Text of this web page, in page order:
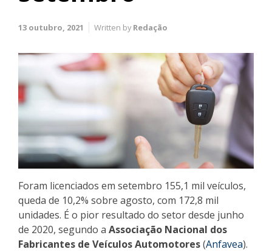
13 outubro, 2021 Written by Redação
Foram licenciados em setembro 155,1 mil veículos,
queda de 10,2% sobre agosto, com 172,8 mil
unidades. É o pior resultado do setor desde junho
de 2020, segundo a Associação Nacional dos
Fabricantes de Veículos Automotores(Anfavea).